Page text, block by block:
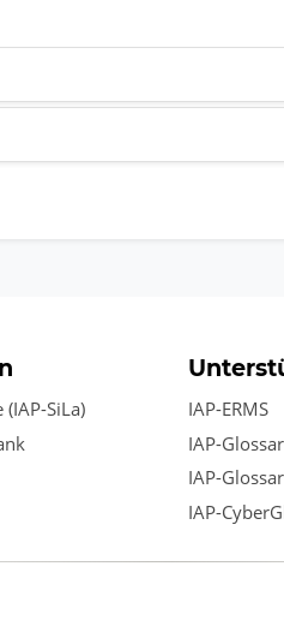
SiLa)
IAP-ERMS
IAP-Glossar
IAP-
IAP-